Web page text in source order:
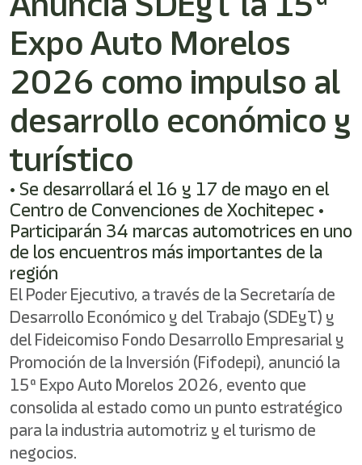
Este
acceso
directo
lector
de
pantalla
para
ayudarle
navegar
interactuar
con
contenido.
Expo Auto Morelos
2026 como impulso al
desarrollo económico y
turístico
• Se desarrollará el 16 y 17 de mayo en el
Centro de Convenciones de Xochitepec •
Participarán 34 marcas automotrices en uno
de los encuentros más importantes de la
región
El Poder Ejecutivo, a través de la Secretaría de
Desarrollo Económico y del Trabajo (SDEyT) y
del Fideicomiso Fondo Desarrollo Empresarial y
Promoción de la Inversión (Fifodepi), anunció la
15ª Expo Auto Morelos 2026, evento que
consolida al estado como un punto estratégico
para la industria automotriz y el turismo de
negocios.